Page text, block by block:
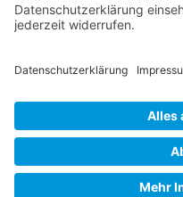
Telefon. 07181 4769906
E-Mail:fromm@der-
Der
Datenschutzerklärung